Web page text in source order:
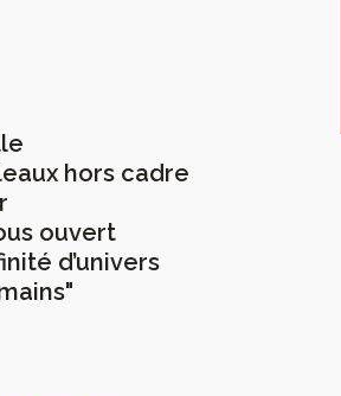
hors cadre
ouvert
d’univers